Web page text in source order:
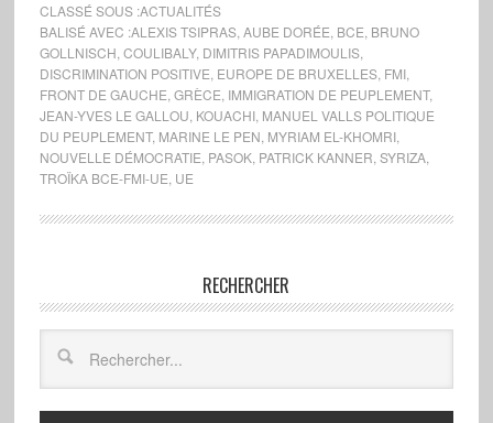
CLASSÉ SOUS :ACTUALITÉS
BALISÉ AVEC :ALEXIS TSIPRAS, AUBE DORÉE BCE BRUNO
GOLLNISCH COULIBALY, DIMITRIS PAPADIMOULIS,
DISCRIMINATION POSITIVE EUROPE DE BRUXELLES, FMI,
FRONT DE GAUCHE GRÈCE IMMIGRATION DE PEUPLEMENT,
JEAN-YVES LE GALLOU KOUACHI, MANUEL VALLS POLITIQUE
DU PEUPLEMENT, MARINE LE PEN MYRIAM EL-KHOMRI,
NOUVELLE DÉMOCRATIE PASOK, PATRICK KANNER SYRIZA,
TROÏKA BCE-FMI-UE UE
RECHERCHER